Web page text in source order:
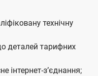
технічну
деталей тарифних
інтернет-зʼєднання;